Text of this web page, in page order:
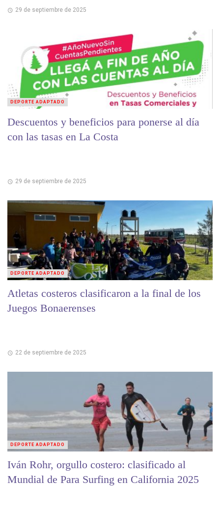
29 de septiembre de 2025
Descuentos y beneficios para ponerse al día
con las tasas en La Costa
29 de septiembre de 2025
DEPORTE ADAPTADO
Atletas costeros clasificaron a la final de los
Juegos Bonaerenses
22 de septiembre de 2025
DEPORTE ADAPTADO
Iván Rohr, orgullo costero: clasificado al
Mundial de Para Surfing en California 2025
DEPORTE ADAPTADO